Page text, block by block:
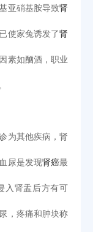
亚硝基胺导致肾
使家兔诱发了肾
素如酗酒，职业
为其他疾病，肾
尿是发现肾癌最
入肾盂后方有可
，疼痛和肿块称